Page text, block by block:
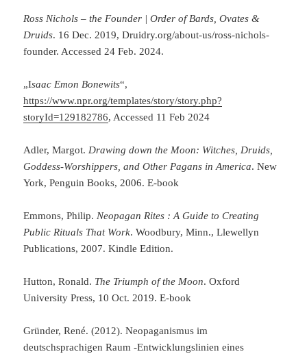
Ross Nichols – the Founder | Order of Bards, Ovates &
Druids. 16 Dec. 2019, Druidry.org/about-us/ross-nichols-
founder. Accessed 24 Feb. 2024.
„Isaac Emon Bonewits“,
https://www.npr.org/templates/story/story.php?
storyId=129182786, Accessed 11 Feb 2024
Adler, Margot.Drawing down the Moon: Witches, Druids,
Goddess-Worshippers, and Other Pagans in America. New
York, Penguin Books, 2006. E-book
Emmons, Philip.Neopagan Rites : A Guide to Creating
Public Rituals That Work. Woodbury, Minn., Llewellyn
Publications, 2007. Kindle Edition.
Hutton, Ronald. The Triumph of the Moon. Oxford
University Press, 10 Oct. 2019. E-book
Gründer, René. (2012). Neopaganismus im
deutschsprachigen Raum -Entwicklungslinien eines